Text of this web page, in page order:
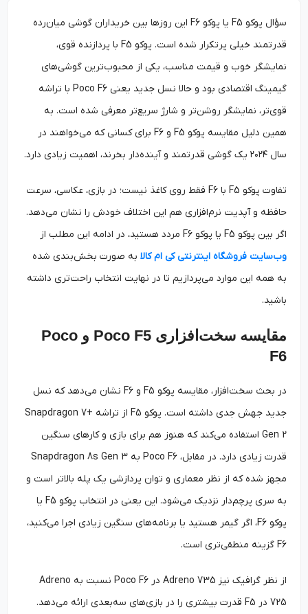
سؤال پوکو F5 یا پوکو F6 این روزها بین خریداران گوشی میان‌رده
قدرتمند خیلی پرتکرار شده است. پوکو F5 با پردازنده قوی،
نمایشگر خوب و قیمت مناسب، یکی از محبوب‌ترین گوشی‌های
گیمینگ اقتصادی بود و حالا نسل جدید یعنی Poco F6 با تراشه
قوی‌تر، نمایشگر روشن‌تر و شارژ سریع‌تر معرفی شده است. به
همین دلیل مقایسه پوکو F5 و F6 برای کسانی که می‌خواهند در
تفاوت پوکو F5 با F6 فقط روی کاغذ نیست؛ در بازی، عکاسی، سرعت
حافظه و آپدیت نرم‌افزاری هم این اختلاف خودش را نشان می‌دهد.
اگر بین پوکو F5 یا پوکو F6 مردد هستید، در ادامه این مطلب از
وب‌سایت فروشگاه اینترنتی کی ام کالابه ‌صورت بخش‌بندی شده
به همه این موارد می‌پردازیم تا در نهایت انتخاب راحت‌تری داشته
باشید.
مقایسه سخت‌افزاری Poco F5 و Poco
در بحث سخت‌افزار، مقایسه پوکو F5 و F6 نشان می‌دهد که نسل
جدید جهش جدی داشته است. پوکو F5 از تراشه Snapdragon 7+
Gen 2 استفاده می‌کند که هنوز هم برای بازی و کارهای سنگین
قدرت زیادی دارد. در مقابل، Poco F6 به Snapdragon 8s Gen 3
مجهز شده که از نظر معماری و توان پردازشی یک پله بالاتر است و
به سری پرچم‌دار نزدیک می‌شود. این یعنی در انتخاب پوکو F5 یا
پوکو F6، اگر گیمر هستید یا برنامه‌های سنگین زیادی اجرا می‌کنید،
از نظر گرافیک نیز Adreno 735 در Poco F6 نسبت به Adreno
725 در F5 قدرت بیشتری را در بازی‌های سه‌بعدی ارائه می‌دهد.